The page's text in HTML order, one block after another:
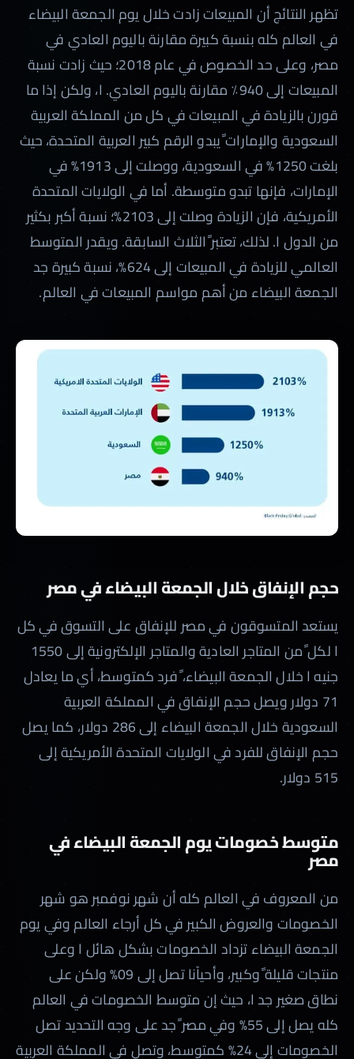
تظهر النتائج أن المبيعات زادت خلال يوم الجمعة البيضاء
في العالم كله بنسبة كبيرة مقارنة باليوم العادي في
مصر، وعلى حد الخصوص في عام 2018؛ حيث زادت نسبة
المبيعات إلى 940٪ مقارنة باليوم العادي. ا، ولكن إذا ما
قورن بالزيادة في المبيعات في كل من المملكة العربية
السعودية والإمارات ًيبدو الرقم كبير العربية المتحدة، حيث
بلغت 1250% في السعودية، ووصلت إلى 1913% في
الإمارات، فإنها تبدو متوسطة. أما في الولايات المتحدة
الأمريكية، فإن الزيادة وصلت إلى 2103%؛ نسبة أكبر بكثير
من الدول ا. لذلك، تعتبر ًالثلاث السابقة. ويقدر المتوسط
العالمي للزيادة في المبيعات إلى 624%، نسبة كبيرة جد
الجمعة البيضاء من أهم مواسم المبيعات في العالم.
حجم الإنفاق خلال الجمعة البيضاء في مصر
يستعد المتسوقون في مصر للإنفاق على التسوق في كل
ا لكل ًمن المتاجر العادية والمتاجر الإلكترونية إلى 1550
جنيه ا خلال الجمعة البيضاء، ًفرد كمتوسط، أي ما يعادل
71 دولار ويصل حجم الإنفاق في المملكة العربية
السعودية خلال الجمعة البيضاء إلى 286 دولار، كما يصل
حجم الإنفاق للفرد في الولايات المتحدة الأمريكية إلى
515 دولار.
متوسط خصومات يوم الجمعة البيضاء في
مصر
من المعروف في العالم كله أن شهر نوفمبر هو شهر
الخصومات والعروض الكبير في كل أرجاء العالم وفي يوم
الجمعة البيضاء تزداد الخصومات بشكل هائل ا وعلى
منتجات قليلة ًوكبير، وأحياًنا تصل إلى 09% ولكن على
نطاق صغير جد ا، حيث إن متوسط الخصومات في العالم
كله يصل إلى 55% وفي مصر ًجد على وجه التحديد تصل
الخصومات إلى 24% كمتوسط، وتصل في المملكة العربية